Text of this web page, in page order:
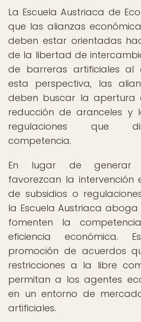
La Escuela Austriaca de
que las alianzas
deben estar orientadas
de la libertad de
de barreras artificiales al
esta perspectiva, las
deben buscar la apertura
reducción de aranceles y
regulaciones que
competencia.
En lugar de generar
favorezcan la intervención
de subsidios o
la Escuela Austriaca
fomenten la
eficiencia económica.
promoción de acuerdos
restricciones a la libre
permitan a los agentes
en un entorno de
artificiales.